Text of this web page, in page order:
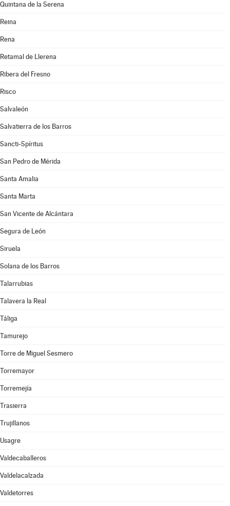
Quintana de la Serena
Reina
Rena
Retamal de Llerena
Ribera del Fresno
Risco
Salvaleón
Salvatierra de los Barros
Sancti-Spíritus
San Pedro de Mérida
Santa Amalia
Santa Marta
San Vicente de Alcántara
Segura de León
Siruela
Solana de los Barros
Talarrubias
Talavera la Real
Táliga
Tamurejo
Torre de Miguel Sesmero
Torremayor
Torremejía
Trasierra
Trujillanos
Usagre
Valdecaballeros
Valdelacalzada
Valdetorres